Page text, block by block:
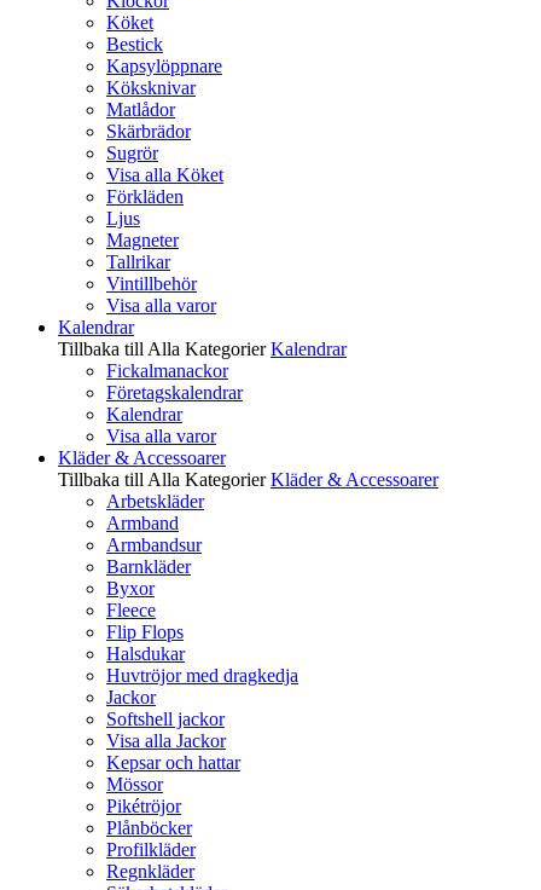
Köket
Bestick
Kapsylöppnare
Köksknivar
Matlådor
Skärbrädor
Sugrör
Visa alla Köket
Förkläden
Ljus
Magneter
Tallrikar
Vintillbehör
Visa alla varor
Kalendrar
Tillbaka till Alla Kategorier Kalendrar
Fickalmanackor
Företagskalendrar
Kalendrar
Visa alla varor
Kläder & Accessoarer
Tillbaka till Alla Kategorier Kläder & Accessoarer
Arbetskläder
Armband
Armbandsur
Barnkläder
Byxor
Fleece
Flip Flops
Halsdukar
Huvtröjor med dragkedja
Jackor
Softshell jackor
Visa alla Jackor
Kepsar och hattar
Mössor
Pikétröjor
Plånböcker
Profilkläder
Regnkläder